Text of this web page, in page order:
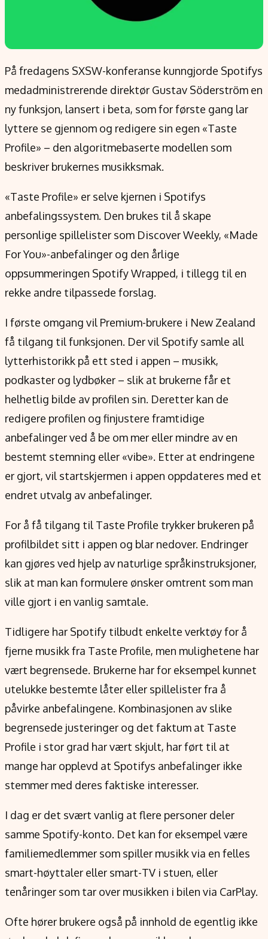
Kontakt oss
Etiske retningslinjer
Verdensnyheter
Alt om penger på engelsk
På fredagens SXSW-konferanse kunngjorde Spotifys
medadministrerende direktør Gustav Söderström en
ny funksjon, lansert i beta, som for første gang lar
lyttere se gjennom og redigere sin egen «Taste
Profile» – den algoritmebaserte modellen som
beskriver brukernes musikksmak.
«Taste Profile» er selve kjernen i Spotifys
anbefalingssystem. Den brukes til å skape
personlige spillelister som Discover Weekly, «Made
For You»-anbefalinger og den årlige
oppsummeringen Spotify Wrapped, i tillegg til en
rekke andre tilpassede forslag.
I første omgang vil Premium-brukere i New Zealand
få tilgang til funksjonen. Der vil Spotify samle all
lytterhistorikk på ett sted i appen – musikk,
podkaster og lydbøker – slik at brukerne får et
helhetlig bilde av profilen sin. Deretter kan de
redigere profilen og finjustere framtidige
anbefalinger ved å be om mer eller mindre av en
bestemt stemning eller «vibe». Etter at endringene
er gjort, vil startskjermen i appen oppdateres med et
endret utvalg av anbefalinger.
For å få tilgang til Taste Profile trykker brukeren på
profilbildet sitt i appen og blar nedover. Endringer
kan gjøres ved hjelp av naturlige språkinstruksjoner,
slik at man kan formulere ønsker omtrent som man
ville gjort i en vanlig samtale.
Tidligere har Spotify tilbudt enkelte verktøy for å
fjerne musikk fra Taste Profile, men mulighetene har
vært begrensede. Brukerne har for eksempel kunnet
utelukke bestemte låter eller spillelister fra å
påvirke anbefalingene. Kombinasjonen av slike
begrensede justeringer og det faktum at Taste
Profile i stor grad har vært skjult, har ført til at
mange har opplevd at Spotifys anbefalinger ikke
stemmer med deres faktiske interesser.
I dag er det svært vanlig at flere personer deler
samme Spotify-konto. Det kan for eksempel være
familiemedlemmer som spiller musikk via en felles
smart-høyttaler eller smart-TV i stuen, eller
tenåringer som tar over musikken i bilen via CarPlay.
Ofte hører brukere også på innhold de egentlig ikke